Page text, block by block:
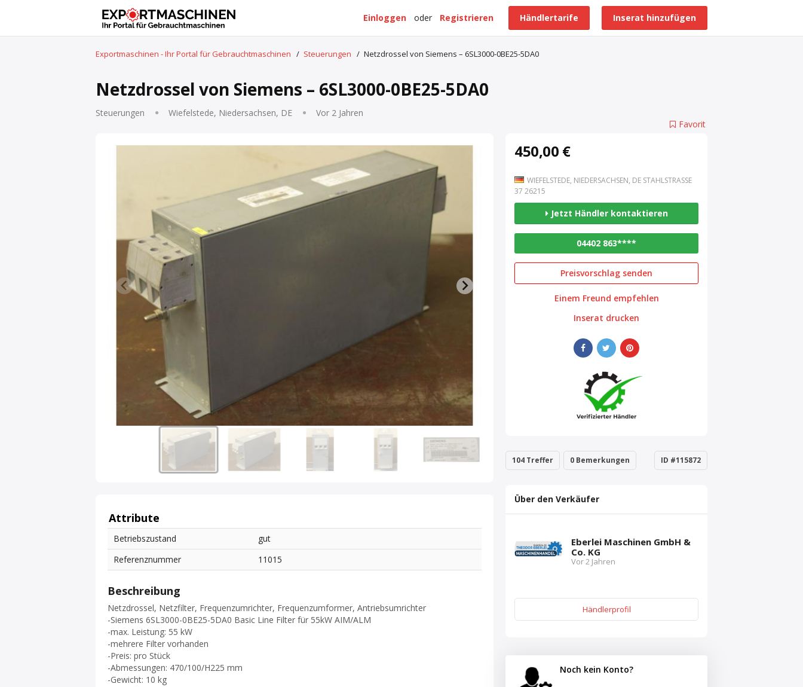
Inserat hinzufügen
Händlertarife
Registrieren
oder
Einloggen
Exportmaschinen - Ihr Portal für Gebrauchtmaschinen / Steuerungen / Netzdrossel von Siemens – 6SL3000-0BE25-5DA0
Netzdrossel von Siemens – 6SL3000-0BE25-5DA0
Steuerungen Wiefelstede, Niedersachsen, DE Vor 2 Jahren
Attribute
Betriebszustand
gut
Referenznummer
11015
Beschreibung
Netzdrossel, Netzfilter, Frequenzumrichter, Frequenzumformer, Antriebsumrichter
-Siemens 6SL3000-0BE25-5DA0 Basic Line Filter für 55kW AIM/ALM
-max. Leistung: 55 kW
-mehrere Filter vorhanden
-Preis: pro Stück
-Abmessungen: 470/100/H225 mm
-Gewicht: 10 kg
Favorit
450,00 €
WIEFELSTEDE, NIEDERSACHSEN, DE STAHLSTRASSE 3
7 26215
Jetzt Händler kontaktieren
04402 863****
Preisvorschlag senden
Einem Freund empfehlen
Inserat drucken
104 Treffer 0 Bemerkungen ID #115872
Über den Verkäufer
Eberlei Maschinen GmbH &
Co. KG
Vor 2 Jahren
Händlerprofil
Noch kein Konto?